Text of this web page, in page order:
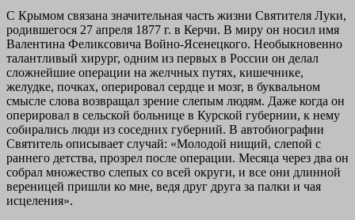
С Крымом связана значительная часть жизни Святителя Луки,
родившегося 27 апреля 1877 г. в Керчи. В миру он носил имя
Валентина Феликсовича Войно-Ясенецкого. Необыкновенно
талантливый хирург, одним из первых в России он делал
сложнейшие операции на желчных путях, кишечнике,
желудке, почках, оперировал сердце и мозг, в буквальном
смысле слова возвращал зрение слепым людям. Даже когда он
оперировал в сельской больнице в Курской губернии, к нему
собирались люди из соседних губерний. В автобиографии
Святитель описывает случай: «Молодой нищий, слепой с
раннего детства, прозрел после операции. Месяца через два он
собрал множество слепых со всей округи, и все они длинной
вереницей пришли ко мне, ведя друг друга за палки и чая
исцеления».